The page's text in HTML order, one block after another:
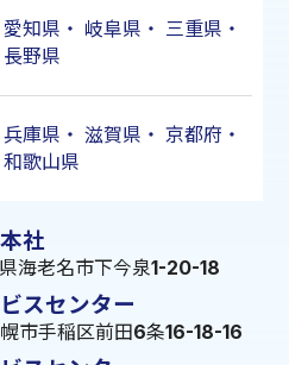
愛知県 ・ 岐阜県 ・ 三重県 ・
長野県
兵庫県 ・ 滋賀県 ・ 京都府 ・
和歌山県
本社
海老名市下今泉1-20-18
スセンター
市手稲区前田6条16-18-16